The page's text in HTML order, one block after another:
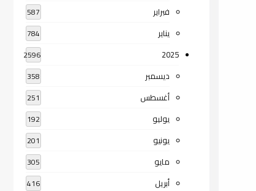
فبراير 587
يناير 784
2025
2596
ديسمبر 358
أغسطس 251
يوليو 192
يونيو 201
مايو 305
أبريل 416